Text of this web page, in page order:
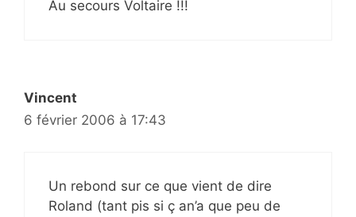
Au secours Voltaire !!!
Vincent
6 février 2006 à 17:43
Un rebond sur ce que vient de dire
Roland (tant pis si ç an’a que peu de